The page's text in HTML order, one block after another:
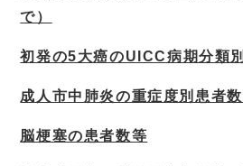
で）
初発の5大癌のUICC病期分類
成人市中肺炎の重症度別患者
脳梗塞の患者数等